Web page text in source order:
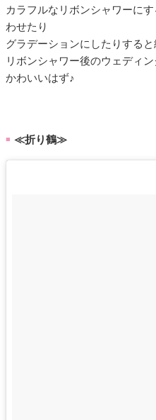
カラフルなリボンシャワーに
わせたり
グラデーションにしたりすると
リボンシャワー後のウェディ
かわいいはず♪
■ ≪折り鶴≫